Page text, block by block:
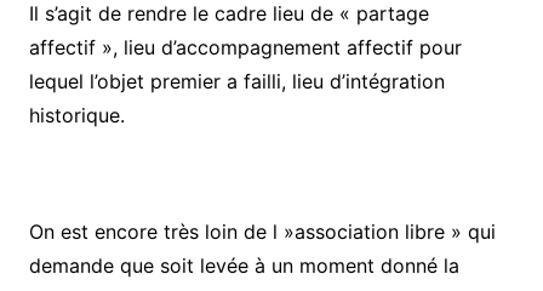
Il s’agit de rendre le cadre lieu de « partage
affectif », lieu d’accompagnement affectif pour
lequel l’objet premier a failli, lieu d’intégration
historique.
On est encore très loin de l »association libre » qui
demande que soit levée à un moment donné la